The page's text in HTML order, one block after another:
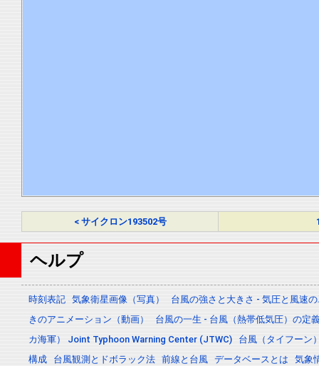
< サイクロン193502号
ヘルプ
時刻表記 気象衛星画像（写真）
台風の強さと大きさ - 気圧と風速
きのアニメーション（動画）
台風の一生 - 台風（熱帯低気圧）の定
カ海軍） Joint Typhoon Warning Center (JTWC)
台風（タイフーン
構成
台風観測とドボラック法 前線と台風 データベースとは 気象